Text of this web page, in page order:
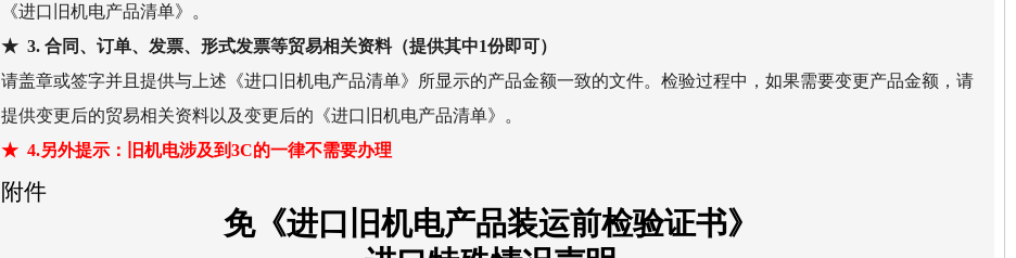
《进口旧机电产品清单》。
★ 3. 合同、订单、发票、形式发票等贸易相关资料（提供其中1份即可）
请盖章或签字并且提供与上述《进口旧机电产品清单》所显示的产品金额一致的文件。检验过程中，如果需要变更产品金额，请
提供变更后的贸易相关资料以及变更后的《进口旧机电产品清单》。
★ 4.另外提示：旧机电涉及到3C的一律不需要办理
附件
免《进口旧机电产品装运前检验证书》